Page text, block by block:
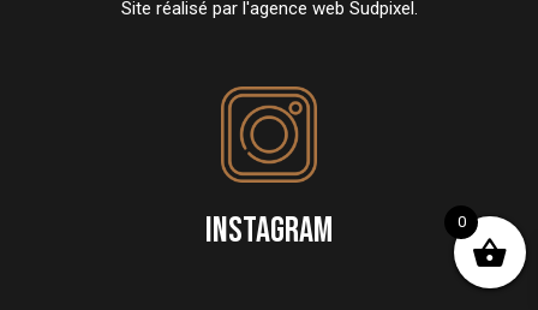
Site réalisé par l'agence web Sudpixel.
INSTAGRAM 0